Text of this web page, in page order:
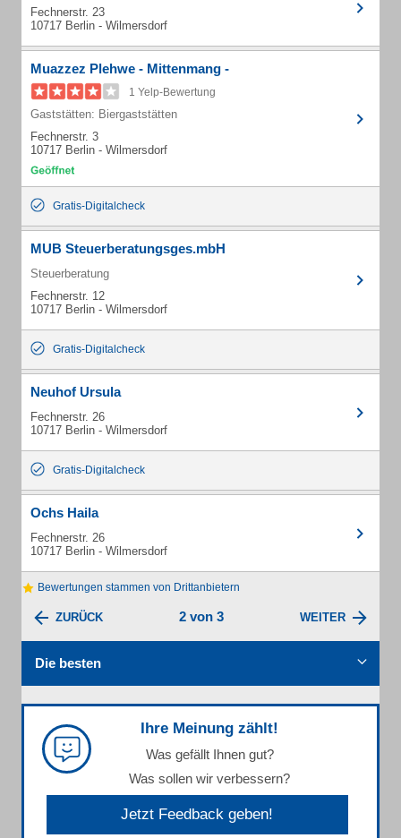
Fechnerstr. 23
10717 Berlin - Wilmersdorf
Muazzez Plehwe - Mittenmang -
1 Yelp-Bewertung
Gaststätten: Biergaststätten
Fechnerstr. 3
10717 Berlin - Wilmersdorf
Gratis-Digitalcheck
MUB Steuerberatungsges.mbH
Steuerberatung
Fechnerstr. 12
10717 Berlin - Wilmersdorf
Gratis-Digitalcheck
Neuhof Ursula
Fechnerstr. 26
10717 Berlin - Wilmersdorf
Gratis-Digitalcheck
Ochs Haila
Fechnerstr. 26
10717 Berlin - Wilmersdorf
Bewertungen stammen von Drittanbietern
ZURÜCK 2 von 3 WEITER
Die besten
Ihre Meinung zählt!
Was gefällt Ihnen gut?
Was sollen wir verbessern?
Jetzt Feedback geben!